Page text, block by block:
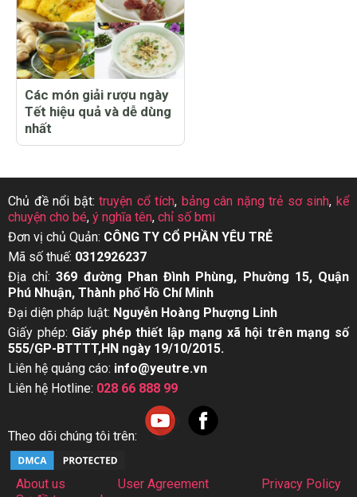
Các món giải rượu ngày
Tết hiệu quả và dễ dùng
nhất
Chủ đề nổi bật:truyện cổ tích, bảng cân nặng trẻ sơ sinh,kể
chuyện cho bé, ý nghĩa tên, chỉ số bmi
Đơn vị chủ Quản: CÔNG TY CỔ PHẦN YÊU TRẺ
Mã số thuế: 0312926237
Địa chỉ:369 đường Phan Đình Phùng, Phường 15, Quận
Phú Nhuận, Thành phố Hồ Chí Minh
Đại diện pháp luật: Nguyễn Hoàng Phượng Linh
Giấy phép: Giấy phép thiết lập mạng xã hội trên mạng số
555/GP-BTTTT,HN ngày 19/10/2015.
Liên hệ quảng cáo: info@yeutre.vn
Liên hệ Hotline: 028 66 888 99
Theo dõi chúng tôi trên:
About us User Agreement
Privacy Policy